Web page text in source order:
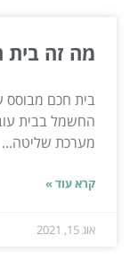
מה זה בית
בית חכם מבוסס
החשמל בבית
מערכת שליטה...
קרא עוד »
אוג 15, 2021